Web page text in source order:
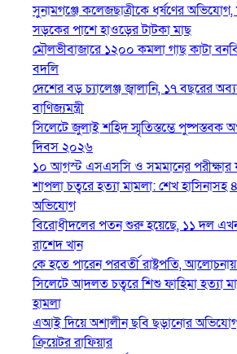
সুনামগঞ্জে কলেজছাত্রীকে ধর্ষণের অভিযোগ,
সড়কের পাশে হাওড়ের টাটকা মাছ
মৌলভীবাজারে ১২০০ কমলা গাছ কাটা
বদলি
দেশের বড় চ্যালেঞ্জ জ্বালানি, ১৭ বছরের
বাণিজ্যমন্ত্রী
সিলেটে জুলাই শহিদ স্মৃতিস্তম্ভে পুষ্পস্তবক
দিবস ২০২৬
১০ আগস্ট এসএসসি ও সমমানের পরীক্ষার
শাপলা চত্বরে হত্যা মামলা: শেখ
অভিযোগ
বিরোধীদলের পতন শুরু হয়েছে, ১১ দল
রাশেদ খান
কে হতে পারেন পরবর্তী রাষ্ট্রপতি,
সিলেটে আদলত চত্বরে শিশু ফাহিমা হত্যা
হামলা
এআই দিয়ে অশালীন ছবি ছড়ানোর
ক্রিয়েটর রাফিয়ার